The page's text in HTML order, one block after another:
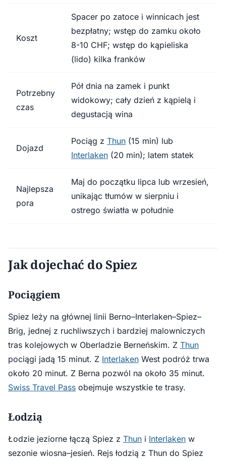
Koszt
Spacer po zatoce i winnicach jest
bezpłatny; wstęp do zamku około
8-10 CHF; wstęp do kąpieliska
(lido) kilka franków
Potrzebny
czas
Pół dnia na zamek i punkt
widokowy; cały dzień z kąpielą i
degustacją wina
Dojazd
Pociąg z Thun (15 min) lub
Interlaken (20 min); latem statek
Najlepsza
pora
Maj do początku lipca lub wrzesień,
unikając tłumów w sierpniu i
ostrego światła w południe
Jak dojechać do Spiez
Pociągiem
Spiez leży na głównej linii Berno–Interlaken–Spiez–
Brig, jednej z ruchliwszych i bardziej malowniczych
tras kolejowych w Oberladzie Berneńskim. Z Thun
pociągi jadą 15 minut. Z Interlaken West podróż trwa
około 20 minut. Z Berna pozwól na około 35 minut.
Swiss Travel Pass obejmuje wszystkie te trasy.
Łodzią
Łodzie jeziorne łączą Spiez z Thun i Interlaken w
sezonie wiosna–jesień. Rejs łodzią z Thun do Spiez